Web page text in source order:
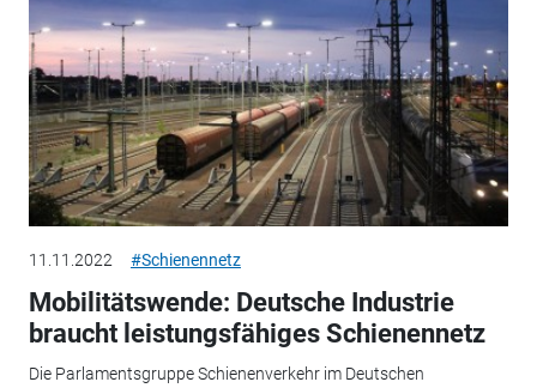
11.11.2022 #Schienennetz
Mobilitätswende: Deutsche Industrie
braucht leistungsfähiges Schienennetz
Die Parlamentsgruppe Schienenverkehr im Deutschen